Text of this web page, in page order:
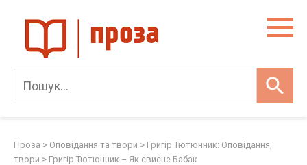
content
Проза > Оповідання та твори > Григір Тютюнник: Оповідання,
твори > Григір Тютюнник – Як свисне Бабак